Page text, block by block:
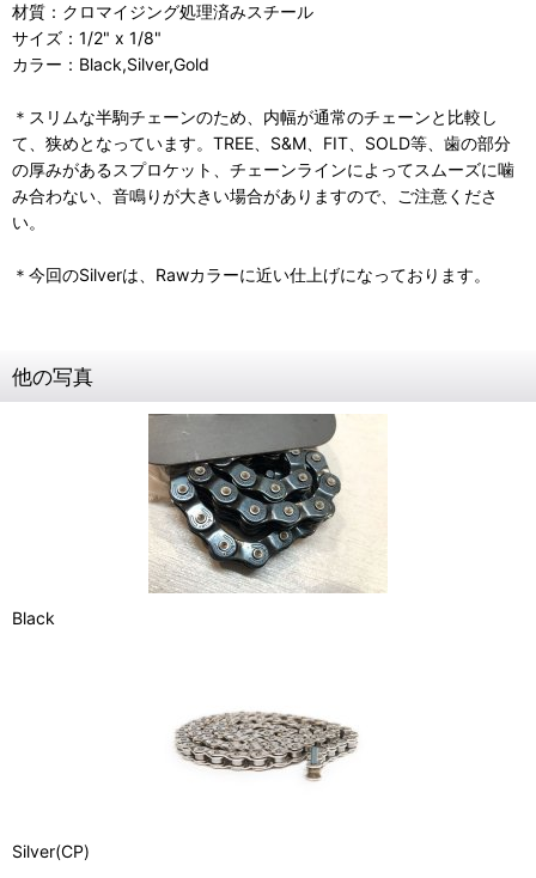
材質：クロマイジング処理済みスチール
サイズ：1/2" x 1/8"
カラー：Black,Silver,Gold
＊スリムな半駒チェーンのため、内幅が通常のチェーンと比較し
て、狭めとなっています。TREE、S&M、FIT、SOLD等、歯の部分
の厚みがあるスプロケット、チェーンラインによってスムーズに噛
み合わない、音鳴りが大きい場合がありますので、ご注意くださ
い。
＊今回のSilverは、Rawカラーに近い仕上げになっております。
他の写真
Black
Silver(CP)